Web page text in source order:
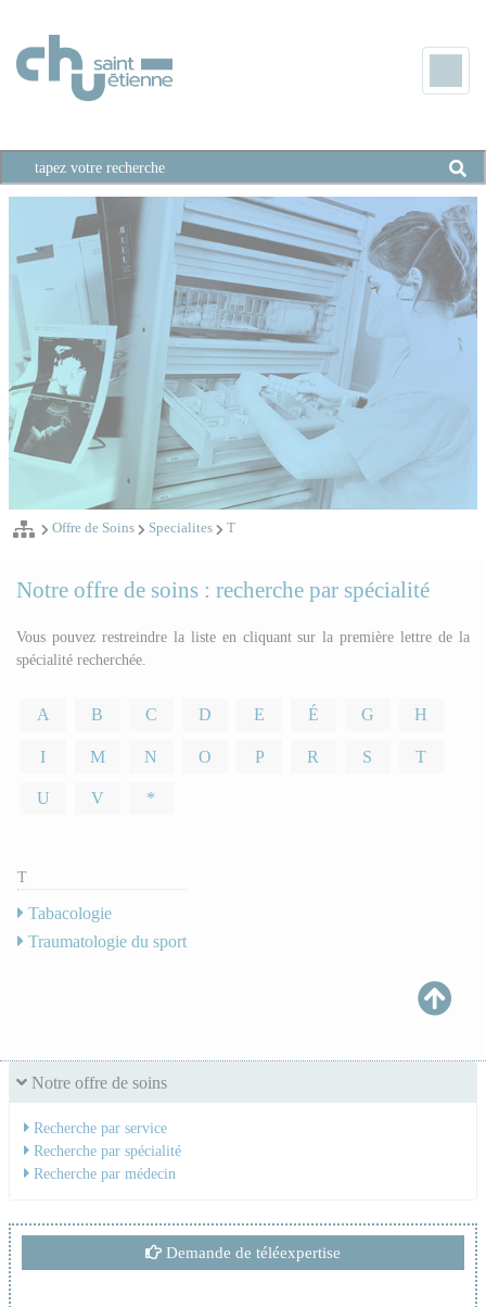
Offre de Soins Specialites T
Notre offre de soins
Recherche par service
Recherche par spécialité
Recherche par médecin
Demande de téléexpertise
Notre offre de soins : recherche par spécialité
Vous pouvez restreindre la liste en cliquant sur la première lettre de la
spécialité recherchée.
A B C D E É G H
I M N O P R S T
U V *
T
Tabacologie
Traumatologie du sport